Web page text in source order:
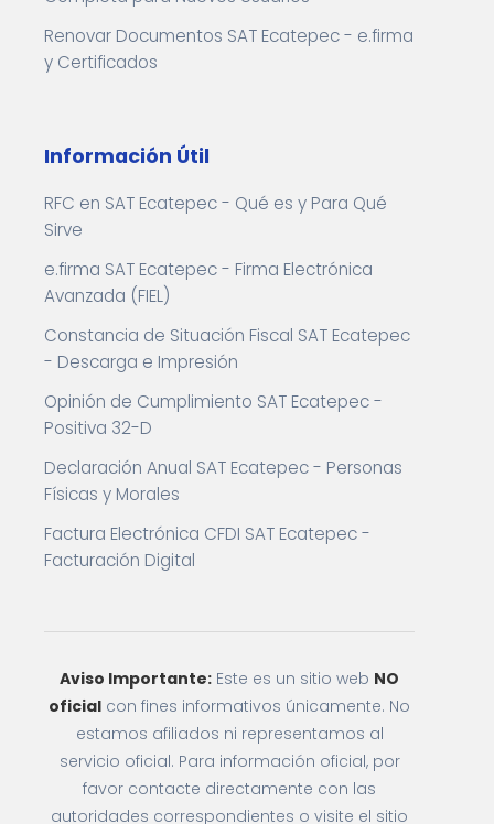
Renovar Documentos SAT Ecatepec - e.firma
y Certificados
Información Útil
RFC en SAT Ecatepec - Qué es y Para Qué
Sirve
e.firma SAT Ecatepec - Firma Electrónica
Avanzada (FIEL)
Constancia de Situación Fiscal SAT Ecatepec
- Descarga e Impresión
Opinión de Cumplimiento SAT Ecatepec -
Positiva 32-D
Declaración Anual SAT Ecatepec - Personas
Físicas y Morales
Factura Electrónica CFDI SAT Ecatepec -
Facturación Digital
Aviso Importante: Este es un sitio web NO
oficial con fines informativos únicamente. No
estamos afiliados ni representamos al
servicio oficial. Para información oficial, por
favor contacte directamente con las
autoridades correspondientes o visite el sitio